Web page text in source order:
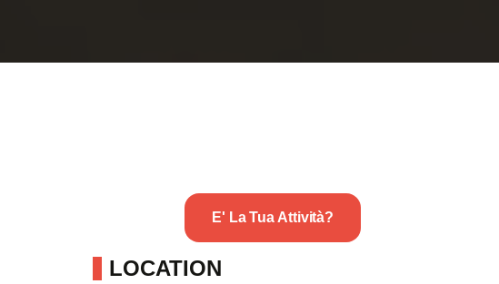
E' La Tua Attività?
LOCATION